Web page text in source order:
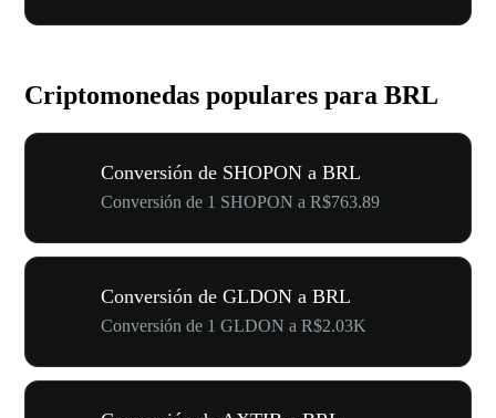
Criptomonedas populares para BRL
Conversión de SHOPON a BRL
Conversión de 1 SHOPON a R$763.89
Conversión de GLDON a BRL
Conversión de 1 GLDON a R$2.03K